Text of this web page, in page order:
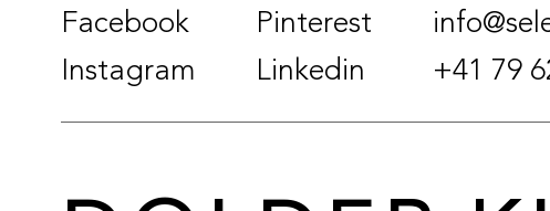
Facebook
Instagram
Pinterest
Linkedin
+41 79